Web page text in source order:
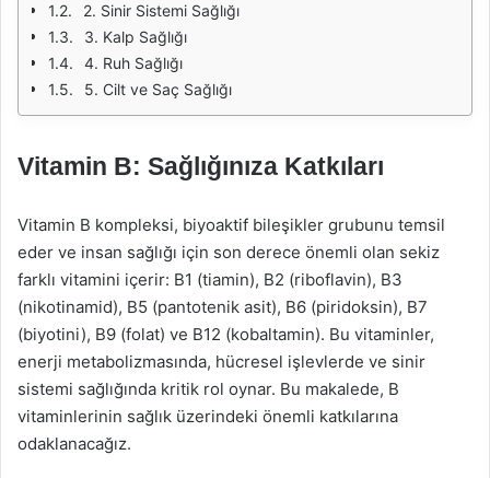
2. Sinir Sistemi Sağlığı
3. Kalp Sağlığı
4. Ruh Sağlığı
5. Cilt ve Saç Sağlığı
Vitamin B: Sağlığınıza Katkıları
Vitamin B kompleksi, biyoaktif bileşikler grubunu temsil
eder ve insan sağlığı için son derece önemli olan sekiz
farklı vitamini içerir: B1 (tiamin), B2 (riboflavin), B3
(nikotinamid), B5 (pantotenik asit), B6 (piridoksin), B7
(biyotini), B9 (folat) ve B12 (kobaltamin). Bu vitaminler,
enerji metabolizmasında, hücresel işlevlerde ve sinir
sistemi sağlığında kritik rol oynar. Bu makalede, B
vitaminlerinin sağlık üzerindeki önemli katkılarına
odaklanacağız.